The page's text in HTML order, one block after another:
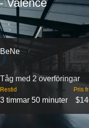
Valence
BeNe
Tåg med 2 överföringar
Restid
3 timmar 50 minuter
Pris